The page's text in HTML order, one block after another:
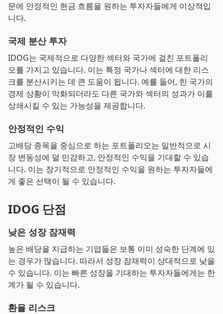
문에 안정적인 현금 흐름을 원하는 투자자들에게 이상적입
니다.
국제 분산 투자
IDOG는 국제적으로 다양한 섹터와 국가에 걸친 포트폴리
오를 가지고 있습니다. 이는 특정 국가나 섹터에 대한 리스
크를 분산시키는 데 큰 도움이 됩니다. 예를 들어, 한 국가의
경제 상황이 악화되더라도 다른 국가와 섹터의 성과가 이를
상쇄시킬 수 있는 가능성을 제공합니다.
안정적인 수익
고배당 종목을 중심으로 하는 포트폴리오는 일반적으로 시
장 변동성에 덜 민감하고, 안정적인 수익을 기대할 수 있습
니다. 이는 장기적으로 안정적인 수익을 원하는 투자자들에
게 좋은 선택이 될 수 있습니다.
IDOG 단점
낮은 성장 잠재력
높은 배당을 지급하는 기업들은 보통 이미 성숙한 단계에 있
는 경우가 많습니다. 따라서 성장 잠재력이 상대적으로 낮을
수 있습니다. 이는 빠른 성장을 기대하는 투자자들에게는 한
계가 될 수 있습니다.
환율 리스크